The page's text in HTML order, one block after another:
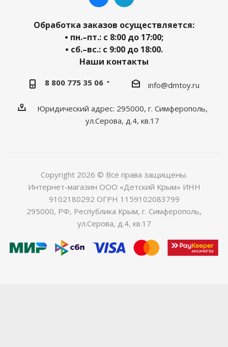
Обработка заказов осуществляется:
• пн.–пт.: с 8:00 до 17:00;
• сб.–вс.: с 9:00 до 18:00.
Наши контакты
8 800 775 35 06 info@dmtoy.ru
Юридический адрес: 295000, г. Симферополь,
ул.Серова, д.4, кв.17
Copyright 2026 © Все права защищены.
Интернет-магазин ООО «Детский Крым» ИНН
9102180292 ОГРН 1159102083799
295000, РФ, Республика Крым, г. Симферополь,
ул.Серова, д.4, кв.17